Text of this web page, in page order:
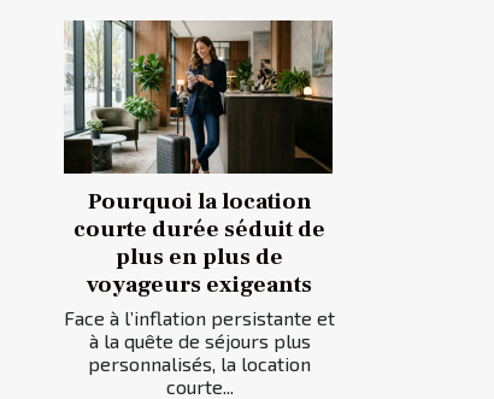
Pourquoi la location
courte durée séduit de
plus en plus de
voyageurs exigeants
Face à l’inflation persistante et
à la quête de séjours plus
personnalisés, la location
courte...